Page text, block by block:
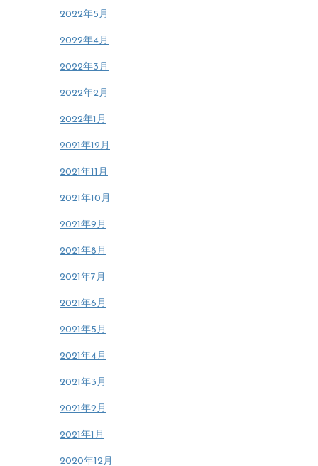
2022年5月
2022年4月
2022年3月
2022年2月
2022年1月
2021年12月
2021年11月
2021年10月
2021年9月
2021年8月
2021年7月
2021年6月
2021年5月
2021年4月
2021年3月
2021年2月
2021年1月
2020年12月